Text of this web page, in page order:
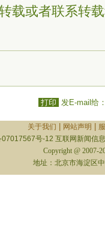
载或者联系转
打印 发E-mail给
关于我们 网站声明
07017567号-12 互联网新闻信
Copyright @ 2007-
地址：北京市海淀区